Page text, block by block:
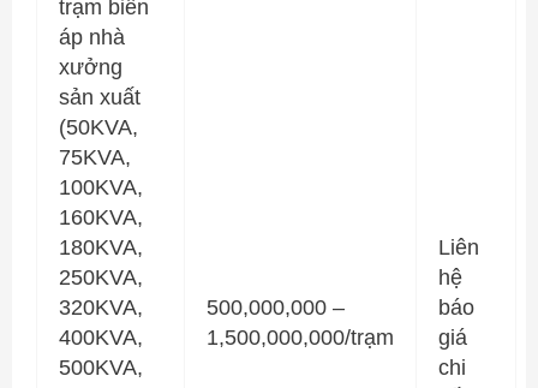
trạm biến
áp nhà
xưởng
sản xuất
(50KVA,
75KVA,
100KVA,
160KVA,
180KVA,
250KVA,
320KVA,
400KVA,
500KVA,
500,000,000 –
1,500,000,000/trạm
Liên
hệ
báo
giá
chi